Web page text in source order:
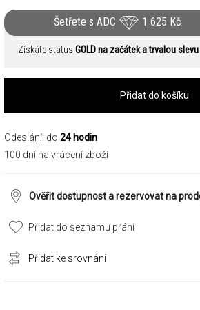
Šetřete s ADC 1 625 Kč
Získáte status GOLD na začátek a trvalou slevu
Přidat do košíku
Odeslání: do 24 hodin
100 dní na vrácení zboží
Ověřit dostupnost a rezervovat na
Přidat do seznamu přání
Přidat ke srovnání